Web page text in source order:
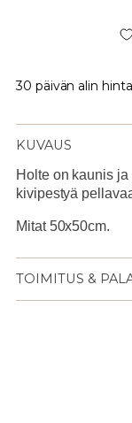
30 päivän alin hinta
KUVAUS
Holte on kaunis
kivipestyä
Mitat 50x50cm.
TOIMITUS &